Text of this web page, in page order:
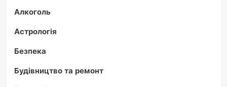
Алкоголь
Астрологія
Безпека
Будівництво та ремонт